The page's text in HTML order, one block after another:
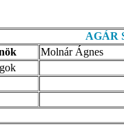
AGÁR
Molnár Ágnes